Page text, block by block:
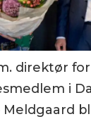
direktør for
i
Meldgaard